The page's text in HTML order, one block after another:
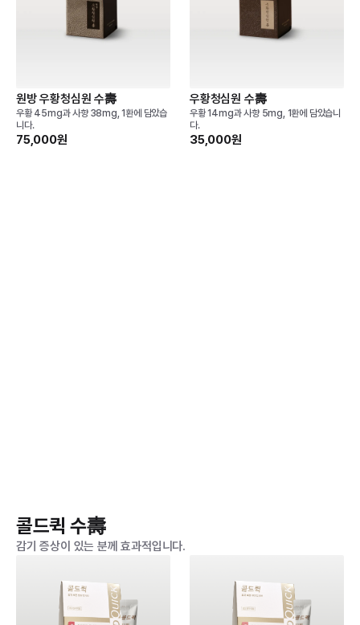
원방 우황청심원 수壽
우황 45mg과 사향 38mg, 1환에 담았습
니다.
75,000원
우황청심원 수壽
우황 14mg과 사향 5mg, 1환에 담았습니
다.
35,000원
콜드퀵 수壽
감기 증상이 있는 분께 효과적입니다.